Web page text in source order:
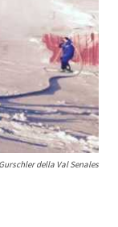
della Val Senales